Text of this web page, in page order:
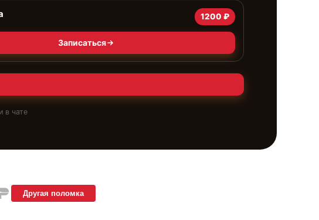
1200 ₽
Записаться
в чате
Другая поломка